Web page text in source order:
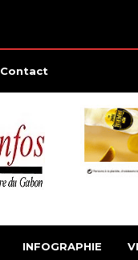
Contact
INFOGRAPHIE